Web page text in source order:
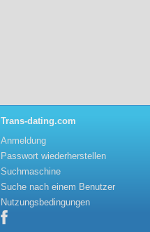
Trans-dating.com
Anmeldung
Passwort wiederherstellen
Suchmaschine
Suche nach einem Benutzer
Nutzungsbedingungen